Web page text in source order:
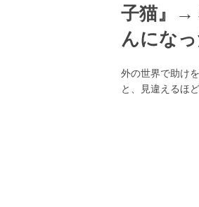
子猫』→
んになっ
外の世界で助け
と、見違えるほ